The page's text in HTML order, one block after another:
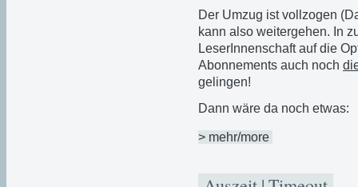
Der Umzug ist vollzogen
kann also weitergehen. In
LeserInnenschaft auf die
Abonnements auch noch
gelingen!
Dann wäre da noch etwas:
> mehr/more